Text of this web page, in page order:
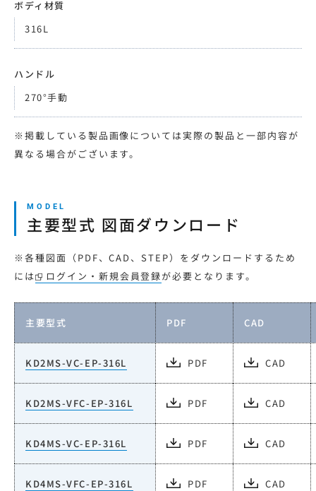
ボディ材質
316L
ハンドル
270°手動
※掲載している製品画像については実際の製品と一部内容が
異なる場合がございます。
主要型式 図面ダウンロード
※各種図面（PDF、CAD、STEP）をダウンロードするため
には
ログイン・新規会員登録が必要となります。
主要型式 PDF CAD
KD2MS-VC-EP-316L PDF CAD
KD2MS-VFC-EP-316L PDF CAD
KD4MS-VC-EP-316L PDF CAD
KD4MS-VFC-EP-316L PDF CAD